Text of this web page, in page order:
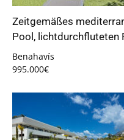
Zeitgemäßes
Pool, lichtdurchfluteten
Benahavís
995.000€